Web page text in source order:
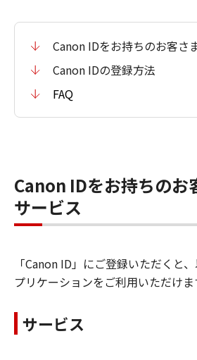
Canon IDをお持ちのお客さ
Canon IDの登録方法
FAQ
Canon IDをお持ちのお
サービス
「Canon ID」にご登録いただくと
プリケーションをご利用いただけま
サービス